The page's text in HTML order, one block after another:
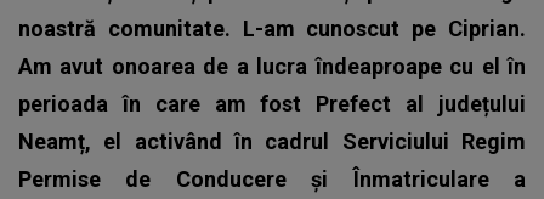
noastră comunitate. L-am cunoscut pe Ciprian.
Am avut onoarea de a lucra îndeaproape cu el în
perioada în care am fost Prefect al județului
Neamț, el activând în cadrul Serviciului Regim
Permise de Conducere și Înmatriculare a